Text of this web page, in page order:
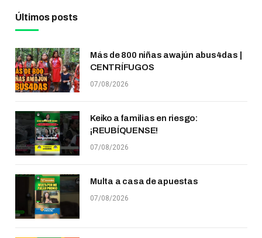
Últimos posts
Más de 800 niñas awajún abus4das |
CENTRÍFUGOS
07/08/2026
Keiko a familias en riesgo:
¡REUBÍQUENSE!
07/08/2026
Multa a casa de apuestas
07/08/2026